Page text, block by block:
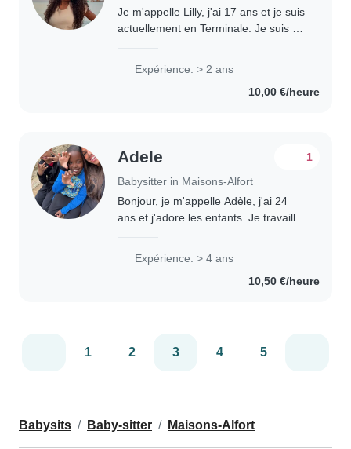
Je m'appelle Lilly, j'ai 17 ans et je suis
actuellement en Terminale. Je suis à
toujours attentive, patient,..
Expérience: > 2 ans
10,00 €/heure
Adele
Babysitter in Maisons-Alfort
1
Bonjour, je m'appelle Adèle, j'ai 24
ans et j'adore les enfants. Je travaille
quatre ans. Je suis aussi animatrice..
Expérience: > 4 ans
10,50 €/heure
1 2 3 4 5
Babysits Baby-sitter Maisons-Alfort